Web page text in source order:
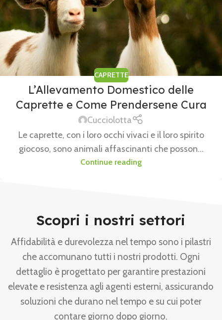
CAPRETTE
L’Allevamento Domestico delle
Caprette e Come Prendersene Cura
Cucciolotta
Le caprette, con i loro occhi vivaci e il loro spirito
giocoso, sono animali affascinanti che posson...
Continue reading
Scopri i nostri settori
Affidabilità e durevolezza nel tempo sono i pilastri
che accomunano tutti i nostri prodotti. Ogni
dettaglio è progettato per garantire prestazioni
elevate e resistenza agli agenti esterni, assicurando
soluzioni che durano nel tempo e su cui poter
contare giorno dopo giorno.